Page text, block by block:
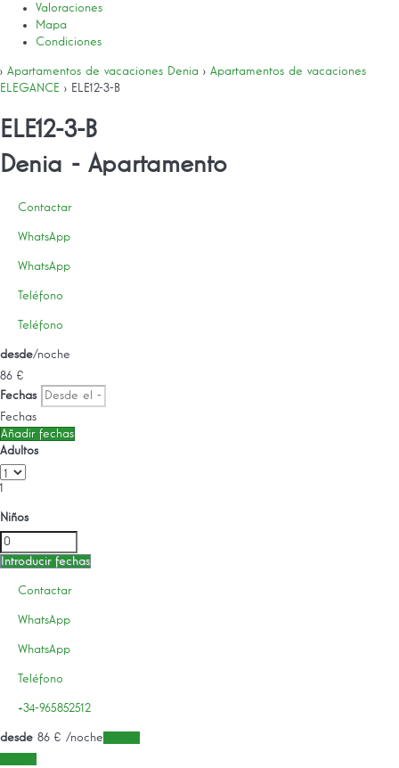
Valoraciones
Mapa
Condiciones
› Apartamentos de vacaciones Denia › Apartamentos de vacaciones
ELEGANCE › ELE12-3-B
ELE12-3-B
Denia - Apartamento
Contactar
WhatsApp
WhatsApp
Teléfono
Teléfono
desde/noche
86 €
Fechas
Fechas
Añadir fechas
Adultos
1
Niños
Introducir fechas
Contactar
WhatsApp
WhatsApp
Teléfono
+34-965852512
desde 86 € /noche